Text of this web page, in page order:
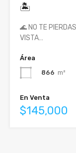
🏝️
🌊 NO TE
VISTA…
Área
866 m²
En Venta
$145,000